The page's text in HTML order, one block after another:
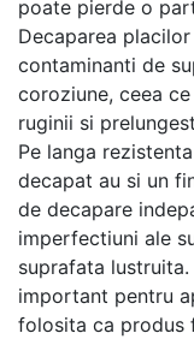
poate pierde o
Decaparea
contaminanti de
coroziune, ceea
ruginii si
Pe langa
decapat au si un
de decapare
imperfectiuni ale
suprafata
important pentru
folosita ca produs